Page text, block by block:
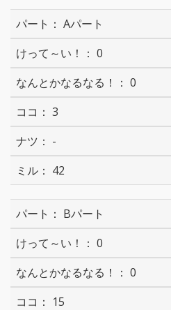
Aパート
0
0
3
-
42
Bパート
0
0
15